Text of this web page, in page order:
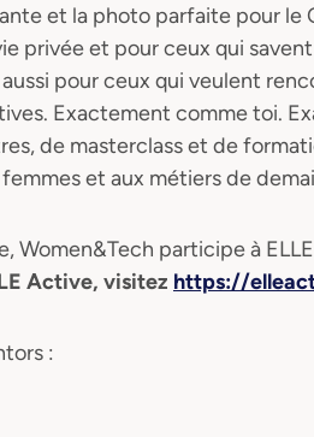
et la photo parfaite pour le
privée et pour ceux qui
pour ceux qui veulent
Exactement comme toi.
de masterclass et de
et aux métiers de
Women&Tech participe à
Active, visitez https://
: